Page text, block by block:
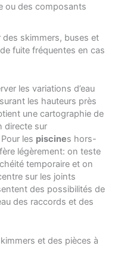
ou des composants
skimmers, buses et
fuite fréquentes en cas
les variations d’eau
les hauteurs près
une cartographie de
directe sur
les piscines hors-
légèrement: on teste
temporaire et on
sur les joints
des possibilités de
des raccords et des
et des pièces à